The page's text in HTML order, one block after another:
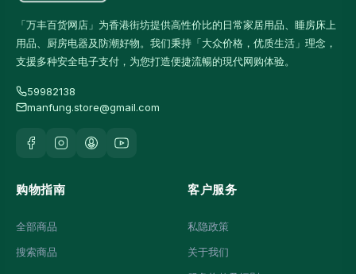
「万丰百货网店」为香港街坊提供高性价比的日常家居用品、睡房床上
用品、厨房电器及防潮好物。我们秉持「大众价格，优质生活」理念，
支援多种安全电子支付，为您打造便捷流暢的現代网购体验。
59982138
manfung.store@gmail.com
购物指南
全部商品
搜索商品
客户服务
私隐政策
关于我们